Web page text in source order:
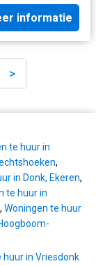
informatie
>
te huur in
,
in Donk, Ekeren,
te huur in
, Woningen te huur
huur in Vriesdonk